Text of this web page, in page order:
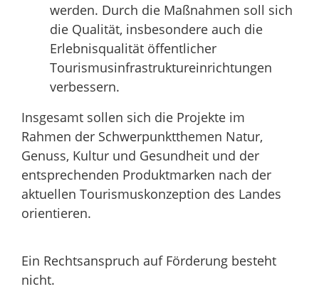
werden. Durch die Maßnahmen soll sich
die Qualität, insbesondere auch die
Erlebnisqualität öffentlicher
Tourismusinfrastruktureinrichtungen
verbessern.
Insgesamt sollen sich die Projekte im
Rahmen der Schwerpunktthemen Natur,
Genuss, Kultur und Gesundheit und der
entsprechenden Produktmarken nach der
aktuellen Tourismuskonzeption des Landes
orientieren.
Ein Rechtsanspruch auf Förderung besteht
nicht.